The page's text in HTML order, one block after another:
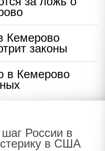
Кемерово
законы
в Кемерово
России в
в США